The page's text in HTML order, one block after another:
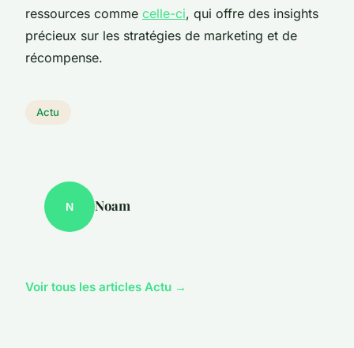
ressources comme celle-ci, qui offre des insights
précieux sur les stratégies de marketing et de
récompense.
Actu
N Noam
Voir tous les articles Actu →